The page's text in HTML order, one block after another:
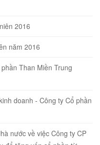
2016
năm 2016
Than Miền Trung
doanh - Công ty Cổ phần
nước về việc Công ty CP